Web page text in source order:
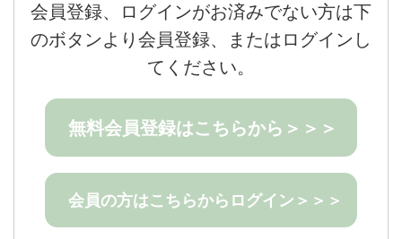
会員登録、ログインがお済みでない方は下
のボタンより会員登録、またはログインし
てください。
無料会員登録はこちらから＞＞＞
会員の方はこちらからログイン＞＞＞